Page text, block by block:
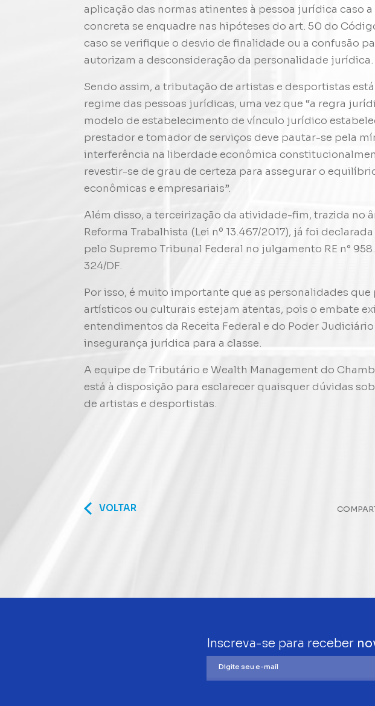
aplicação das normas atinentes à pessoa jurídica caso
concreta se enquadre nas hipóteses do art. 50 do
caso se verifique o desvio de finalidade ou a confusão
autorizam a desconsideração da personalidade jurídica.
Sendo assim, a tributação de artistas e desportistas
regime das pessoas jurídicas, uma vez que “a regra
modelo de estabelecimento de vínculo jurídico
prestador e tomador de serviços deve pautar-se pela
interferência na liberdade econômica
revestir-se de grau de certeza para assegurar o
econômicas e empresariais”.
Além disso, a terceirização da atividade-fim, trazida no
Reforma Trabalhista (Lei nº 13.467/2017), já foi
pelo Supremo Tribunal Federal no julgamento RE n°
324/DF.
Por isso, é muito importante que as personalidades que
artísticos ou culturais estejam atentas, pois o embate
entendimentos da Receita Federal e do Poder
insegurança jurídica para a classe.
A equipe de Tributário e Wealth Management do
está à disposição para esclarecer quaisquer dúvidas
de artistas e desportistas.
VOLTAR
Inscreva-se para receber